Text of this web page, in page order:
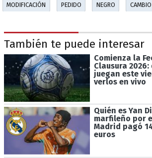
MODIFICACIÓN PEDIDO NEGRO CAMBIO
También te puede interesar
Comienza la
Clausura
juegan este
verlos en vivo
Quién es Yan
marfileño por
Madrid pagó
euros